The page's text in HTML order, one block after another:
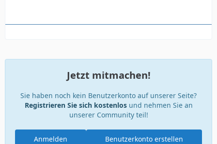
Jetzt mitmachen!
Sie haben noch kein Benutzerkonto auf unserer Seite?
Registrieren Sie sich kostenlosund nehmen Sie an
unserer Community teil!
Benutzerkonto erstellen
Anmelden